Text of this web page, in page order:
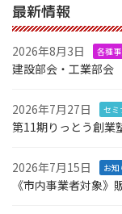
最新情報
2026年8月3日 各種
建設部会・工業部会
2026年7月27日 セミ
第11期りっとう創業
2026年7月15日 お知
《市内事業者対象》